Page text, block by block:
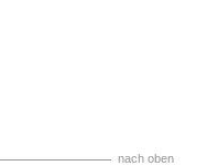
nach oben